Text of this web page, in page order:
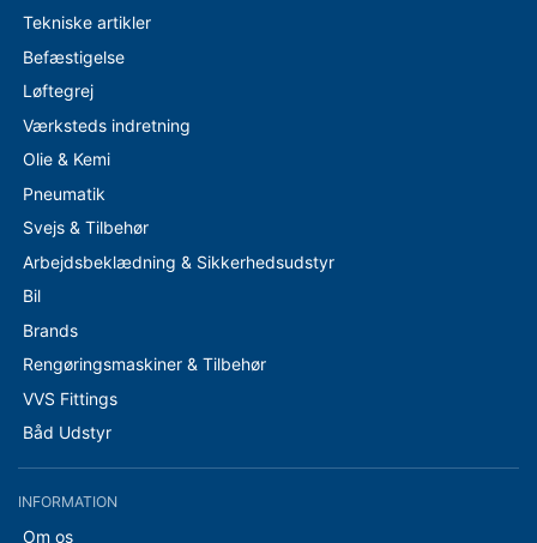
Tekniske artikler
Befæstigelse
Løftegrej
Værksteds indretning
Olie & Kemi
Pneumatik
Svejs & Tilbehør
Arbejdsbeklædning & Sikkerhedsudstyr
Bil
Brands
Rengøringsmaskiner & Tilbehør
VVS Fittings
Båd Udstyr
INFORMATION
Om os